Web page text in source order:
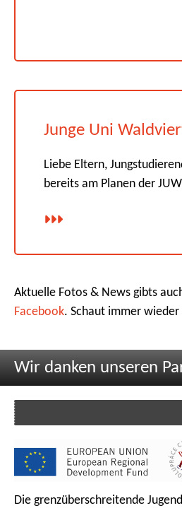
Junge Uni
Liebe Eltern,
bereits am Planen der
Aktuelle Fotos & News gibts
Facebook. Schaut immer
Wir danken unseren
Die grenzüberschreitende